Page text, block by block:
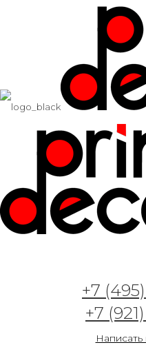
+7
+7
Написать
Art. jungle for kids 1
Арт. VT —
Арт. Зебры и деревья